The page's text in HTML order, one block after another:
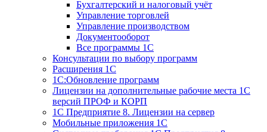
Бухгалтерский и налоговый учёт
Управление торговлей
Управление производством
Документооборот
Все программы 1С
Консультации по выбору программ
Расширения 1С
1С:Обновление программ
Лицензии на дополнительные рабочие места 1С
версий ПРОФ и КОРП
1С Предприятие 8. Лицензии на сервер
Мобильные приложения 1С